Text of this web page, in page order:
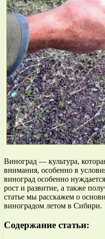
Виноград — культура,
внимания, особенно в
виноград особенно
рост и развитие, а также
статье мы расскажем о
виноградом летом в Сибири.
Содержание статьи: